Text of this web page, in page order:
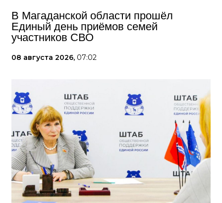
В Магаданской области прошёл
Единый день приёмов семей
участников СВО
08 августа 2026, 07:02